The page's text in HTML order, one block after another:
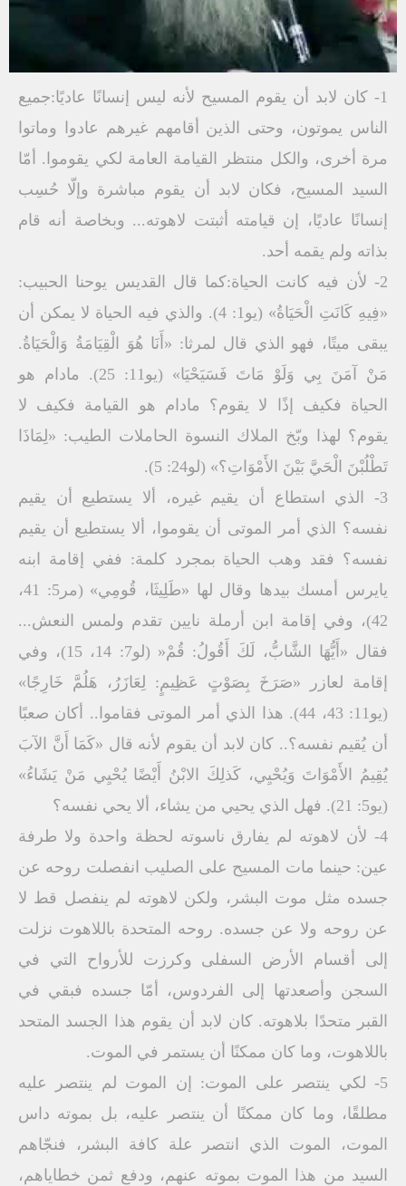
1- كان لابد أن يقوم المسيح لأنه ليس إنسانًا عاديًا:جميع
الناس يموتون، وحتى الذين أقامهم غيرهم عادوا وماتوا
مرة أخرى، والكل منتظر القيامة العامة لكي يقوموا. أمّا
السيد المسيح، فكان لابد أن يقوم مباشرة وإلّا حُسِب
إنسانًا عاديًا، إن قيامته أثبتت لاهوته... وبخاصة أنه قام
بذاته ولم يقمه أحد.
2- لأن فيه كانت الحياة:كما قال القديس يوحنا الحبيب:
«فِيهِ كَانَتِ الْحَيَاةُ» (يو1: 4). والذي فيه الحياة لا يمكن أن
يبقى ميتًا، فهو الذي قال لمرثا: «أَنَا هُوَ الْقِيَامَةُ وَالْحَيَاةُ.
مَنْ آمَنَ بِي وَلَوْ مَاتَ فَسَيَحْيَا» (يو11: 25). مادام هو
الحياة فكيف إذًا لا يقوم؟ مادام هو القيامة فكيف لا
يقوم؟ لهذا وبّخ الملاك النسوة الحاملات الطيب: «لِمَاذَا
تَطْلُبْنَ الْحَيَّ بَيْنَ الأَمْوَاتِ؟» (لو24: 5).
3- الذي استطاع أن يقيم غيره، ألا يستطيع أن يقيم
نفسه؟ الذي أمر الموتى أن يقوموا، ألا يستطيع أن يقيم
نفسه؟ فقد وهب الحياة بمجرد كلمة: ففي إقامة ابنه
يايرس أمسك بيدها وقال لها «طَلِيثَا، قُومِي» (مر5: 41،
42)، وفي إقامة ابن أرملة نايين تقدم ولمس النعش...
فقال «أَيُّهَا الشَّابُّ، لَكَ أَقُولُ: قُمْ« (لو7: 14، 15)، وفي
إقامة لعازر «صَرَخَ بِصَوْتٍ عَظِيمٍ: لِعَازَرُ، هَلُمَّ خَارِجًا»
(يو11: 43، 44). هذا الذي أمر الموتى فقاموا.. أكان صعبًا
أن يُقيم نفسه؟.. كان لابد أن يقوم لأنه قال «كَمَا أَنَّ الآبَ
يُقِيمُ الأَمْوَاتَ وَيُحْيِي، كَذلِكَ الابْنُ أَيْضًا يُحْيِي مَنْ يَشَاءُ»
(يو5: 21). فهل الذي يحيي من يشاء، ألا يحي نفسه؟
4- لأن لاهوته لم يفارق ناسوته لحظة واحدة ولا طرفة
عين: حينما مات المسيح على الصليب انفصلت روحه عن
جسده مثل موت البشر، ولكن لاهوته لم ينفصل قط لا
عن روحه ولا عن جسده. روحه المتحدة باللاهوت نزلت
إلى أقسام الأرض السفلى وكرزت للأرواح التي في
السجن وأصعدتها إلى الفردوس، أمّا جسده فبقي في
القبر متحدًا بلاهوته. كان لابد أن يقوم هذا الجسد المتحد
باللاهوت، وما كان ممكنًا أن يستمر في الموت.
5- لكي ينتصر على الموت: إن الموت لم ينتصر عليه
مطلقًا، وما كان ممكنًا أن ينتصر عليه، بل بموته داس
الموت، الموت الذي انتصر علة كافة البشر، فنجّاهم
السيد من هذا الموت بموته عنهم، ودفع ثمن خطاياهم،